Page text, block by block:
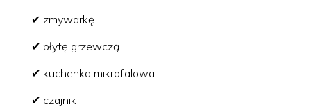
✔ zmywarkę
✔ płytę grzewczą
✔ kuchenka mikrofalowa
✔ czajnik